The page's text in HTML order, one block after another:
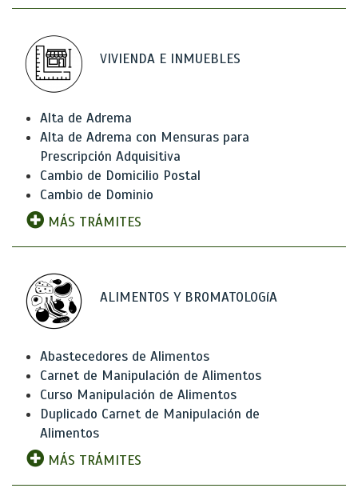
VIVIENDA E INMUEBLES
Alta de Adrema
Alta de Adrema con Mensuras para
Prescripción Adquisitiva
Cambio de Domicilio Postal
Cambio de Dominio
MÁS TRÁMITES
ALIMENTOS Y BROMATOLOGíA
Abastecedores de Alimentos
Carnet de Manipulación de Alimentos
Curso Manipulación de Alimentos
Duplicado Carnet de Manipulación de
Alimentos
MÁS TRÁMITES